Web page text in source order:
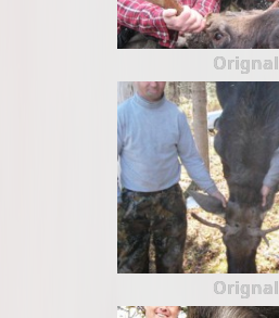
Orignal
Orignal